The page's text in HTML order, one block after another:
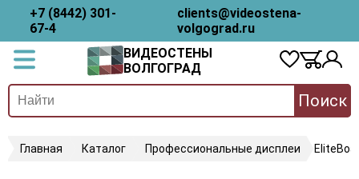
+7 (8442) 301-
67-4
clients@videostena-
volgograd.ru
ВИДЕОСТЕНЫ
ВОЛГОГРАД
Поиск
Главная Каталог Профессиональные дисплеи